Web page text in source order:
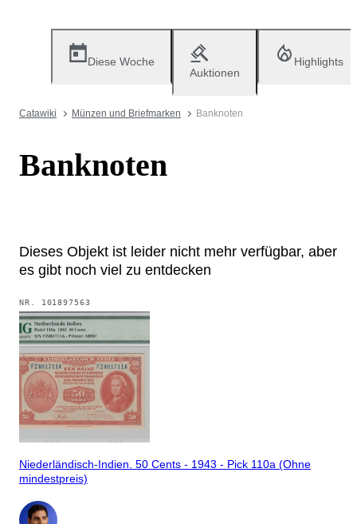
Diese Woche
Auktionen
Highlights
Catawiki Münzen und Briefmarken Banknoten
Banknoten
Dieses Objekt ist leider nicht mehr verfügbar, aber
es gibt noch viel zu entdecken
NR. 101897563
Niederländisch-Indien. 50 Cents - 1943 - Pick 110a (Ohne
mindestpreis)